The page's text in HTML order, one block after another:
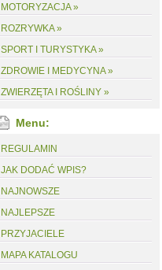
MOTORYZACJA »
ROZRYWKA »
SPORT I TURYSTYKA »
ZDROWIE I MEDYCYNA »
ZWIERZĘTA I ROŚLINY »
Menu:
REGULAMIN
JAK DODAĆ WPIS?
NAJNOWSZE
NAJLEPSZE
PRZYJACIELE
MAPA KATALOGU